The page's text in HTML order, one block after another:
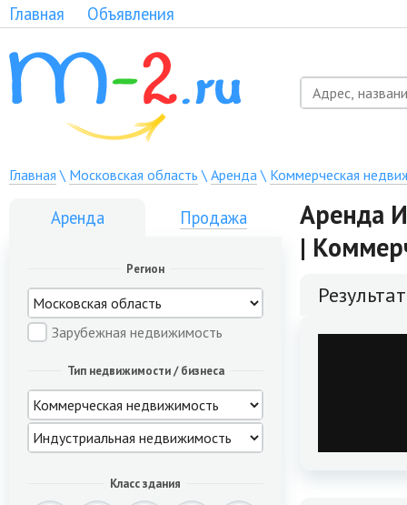
Главная Объявления
Главная \ Московская область \ Аренда\ Коммерческая
Аренда Продажа
Регион
Зарубежная недвижимость
Тип недвижимости / бизнеса
Класс здания
Аренда
|